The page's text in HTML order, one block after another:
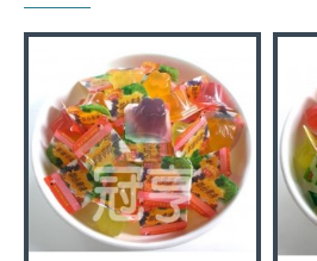
到貨日期：於出貨日後3日至7日
商品有效期限：客戶收到之商
上，(每批商品有效日期皆不同)